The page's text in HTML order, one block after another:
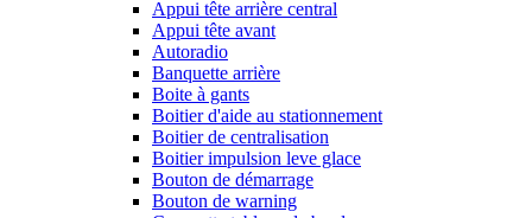
Appui tête arrière central
Appui tête avant
Autoradio
Banquette arrière
Boite à gants
Boitier d'aide au stationnement
Boitier de centralisation
Boitier impulsion leve glace
Bouton de démarrage
Bouton de warning